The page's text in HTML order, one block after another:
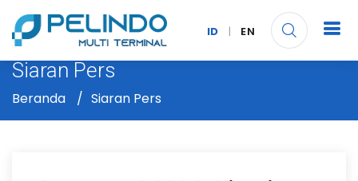
ID | EN
Siaran Pers
Beranda Siaran Pers